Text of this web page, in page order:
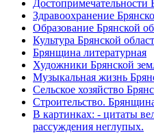
Здравоохранение
Образование Брянской
Культура Брянской
Брянщина литературная
Художники Брянской
Музыкальная жизнь
Сельское хозяйство
Строительство.
В картинках: - цитаты
рассуждения неглупых.